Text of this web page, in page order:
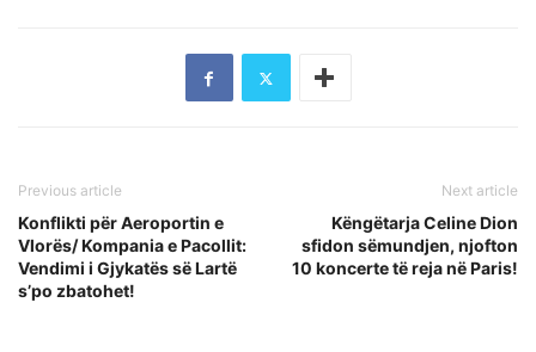
Previous article
Konflikti për Aeroportin e
Vlorës/ Kompania e Pacollit:
Vendimi i Gjykatës së Lartë
s’po zbatohet!
Next article
Këngëtarja Celine Dion
sfidon sëmundjen, njofton
10 koncerte të reja në Paris!